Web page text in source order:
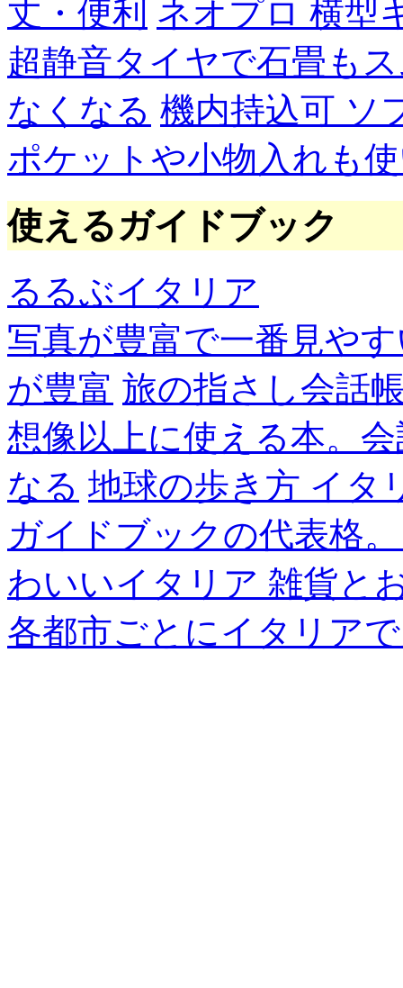
丈・便利 ネオプロ 横型
超静音タイヤで石畳も
なくなる 機内持込可 ソ
ポケットや小物入れも
使えるガイドブック
るるぶイタリア
写真が豊富で一番見や
が豊富 旅の指さし会話
想像以上に使える本。
なる 地球の歩き方 イタ
ガイドブックの代表格
わいいイタリア 雑貨と
各都市ごとにイタリア